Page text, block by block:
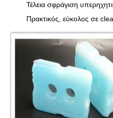
Τέλεια σφράγιση
Πρακτικός, εύκολος σε